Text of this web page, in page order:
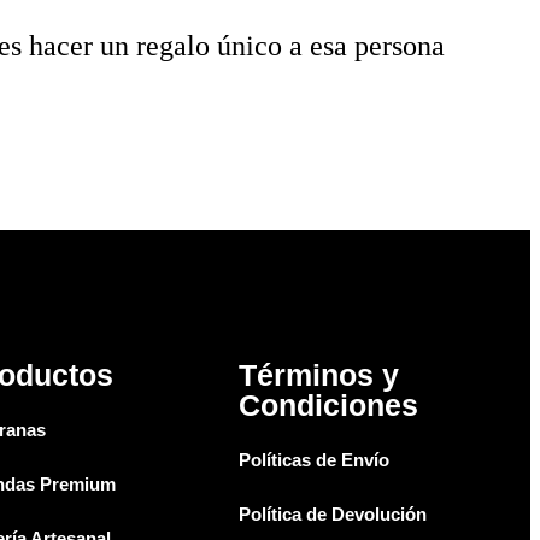
hacer un regalo único a esa persona
Premium
Términos y
Condiciones
Políticas de Envío
Política de Devolución